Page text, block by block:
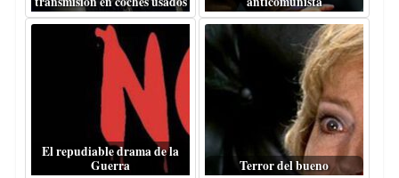
El repudiable drama de la
Guerra
Terror del bueno